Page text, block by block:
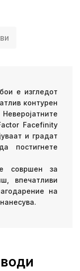
е изгледот
контурен
Неверојатните
Facefinity
и градат
постигнете
совршен за
впечатливи
на